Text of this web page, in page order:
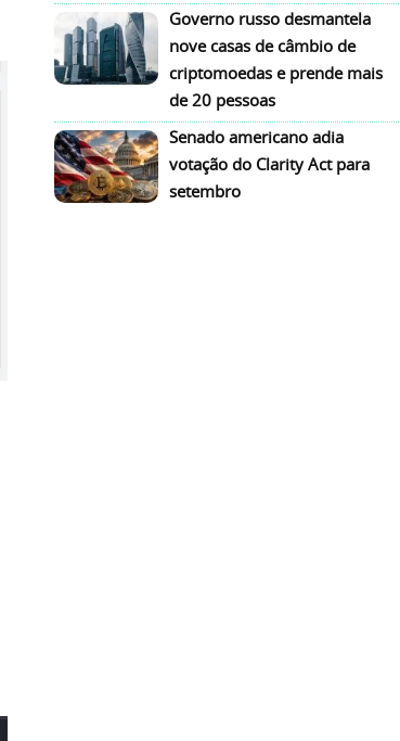
Governo russo desmantela
nove casas de câmbio de
criptomoedas e prende mais
de 20 pessoas
Senado americano adia
votação do Clarity Act para
setembro